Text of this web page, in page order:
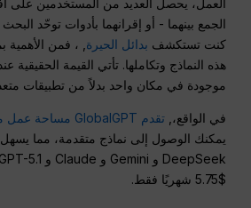
الجمع بينهما - أو إقرانهما بأدوات توحّد البحث
كنت تستكشف بدائل الحيرة , ، فمن الأهمية
هذه النماذج وتكاملها. تأتي القيمة الحقيقية
موجودة في مكان واحد بدلاً من تطبيقات
في الواقع،,تقدم GlobalGPT مساحة عمل موحدة وشاملة
يمكنك الوصول إلى نماذج متقدمة، مما يسهل
$5.75 شهريًا فقط.